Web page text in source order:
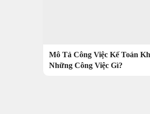
Mô Tả Công Việc Kế Toán
Những Công Việc Gì?